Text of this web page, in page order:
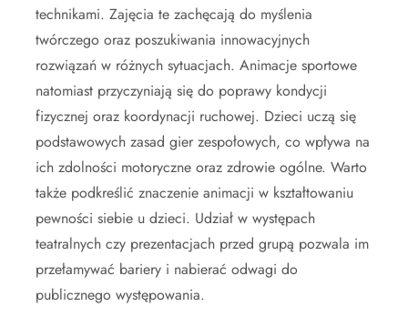
technikami. Zajęcia te zachęcają do myślenia
twórczego oraz poszukiwania innowacyjnych
rozwiązań w różnych sytuacjach. Animacje sportowe
natomiast przyczyniają się do poprawy kondycji
fizycznej oraz koordynacji ruchowej. Dzieci uczą się
podstawowych zasad gier zespołowych, co wpływa na
ich zdolności motoryczne oraz zdrowie ogólne. Warto
także podkreślić znaczenie animacji w kształtowaniu
pewności siebie u dzieci. Udział w występach
teatralnych czy prezentacjach przed grupą pozwala im
przełamywać bariery i nabierać odwagi do
publicznego występowania.